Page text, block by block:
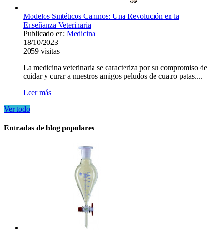
Modelos Sintéticos Caninos: Una Revolución en la
Enseñanza Veterinaria
Publicado en: Medicina
18/10/2023
2059 visitas
La medicina veterinaria se caracteriza por su compromiso de
cuidar y curar a nuestros amigos peludos de cuatro patas....
Leer más
Ver todo
Entradas de blog populares